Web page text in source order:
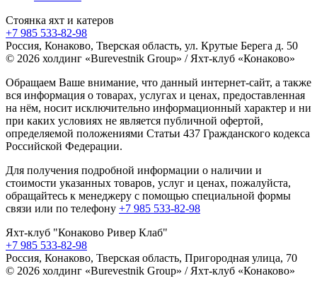
Стоянка яхт и катеров
+7 985 533-82-98
Россия, Конаково, Тверская область, ул. Крутые Берега д. 50
© 2026 холдинг «Burevestnik Group» / Яхт-клуб «Конаково»
Обращаем Ваше внимание, что данный интернет-сайт, а также
вся информация о товарах, услугах и ценах, предоставленная
на нём, носит исключительно информационный характер и ни
при каких условиях не является публичной офертой,
определяемой положениями Статьи 437 Гражданского кодекса
Российской Федерации.
Для получения подробной информации о наличии и
стоимости указанных товаров, услуг и ценах, пожалуйста,
обращайтесь к менеджеру с помощью специальной формы
связи или по телефону +7 985 533-82-98
Яхт-клуб "Конаково Ривер Клаб"
+7 985 533-82-98
Россия, Конаково, Тверская область, Пригородная улица, 70
© 2026 холдинг «Burevestnik Group» / Яхт-клуб «Конаково»